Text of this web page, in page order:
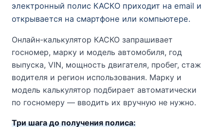
электронный полис КАСКО приходит на email и
открывается на смартфоне или компьютере.
Онлайн-калькулятор КАСКО запрашивает
госномер, марку и модель автомобиля, год
выпуска, VIN, мощность двигателя, пробег, стаж
водителя и регион использования. Марку и
модель калькулятор подбирает автоматически
по госномеру — вводить их вручную не нужно.
Три шага до получения полиса: